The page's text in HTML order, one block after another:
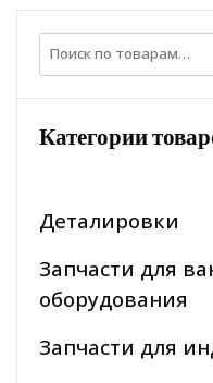
Искать:
Категории
Деталировки
Запчасти для
оборудования
Запчасти для